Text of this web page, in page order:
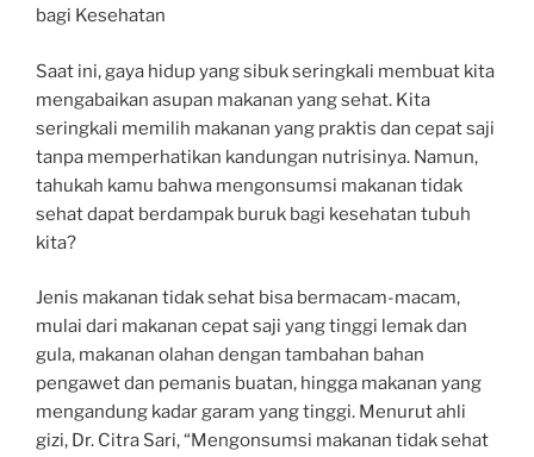
bagi Kesehatan
Saat ini, gaya hidup yang sibuk seringkali membuat kita
mengabaikan asupan makanan yang sehat. Kita
seringkali memilih makanan yang praktis dan cepat saji
tanpa memperhatikan kandungan nutrisinya. Namun,
tahukah kamu bahwa mengonsumsi makanan tidak
sehat dapat berdampak buruk bagi kesehatan tubuh
kita?
Jenis makanan tidak sehat bisa bermacam-macam,
mulai dari makanan cepat saji yang tinggi lemak dan
gula, makanan olahan dengan tambahan bahan
pengawet dan pemanis buatan, hingga makanan yang
mengandung kadar garam yang tinggi. Menurut ahli
gizi, Dr. Citra Sari, “Mengonsumsi makanan tidak sehat